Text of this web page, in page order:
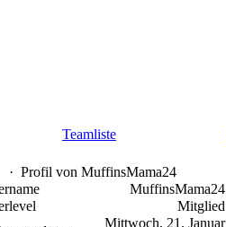
Teamliste
· Profil von MuffinsMama24
MuffinsMama24
Mitglied
Mittwoch, 21. Januar